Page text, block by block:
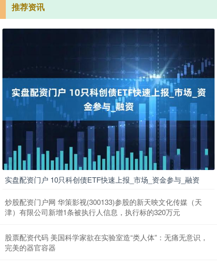
推荐资讯
实盘配资门户 10只科创债ETF快速上报_市场_资金参与_融资
炒股配资门户网 华策影视(300133)参股的新天映文化传媒（天
津）有限公司新增1条被执行人信息，执行标的320万元
股票配资代码 美国科学家欲在实验室造“类人体”：无痛无意识，
完美的器官容器